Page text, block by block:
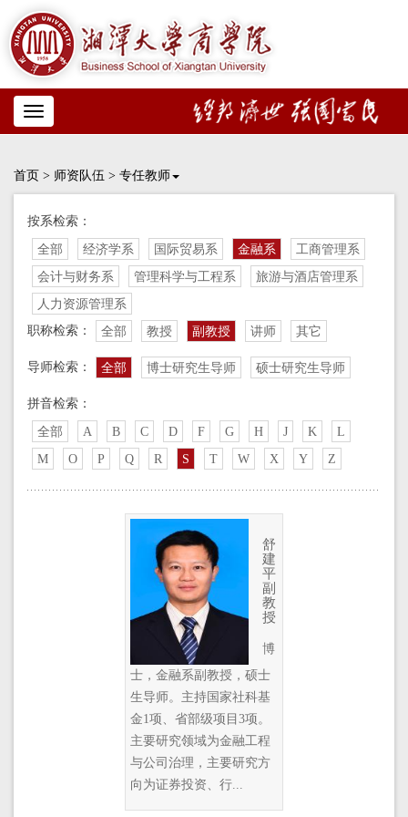
Toggle
navigation
首页 > 师资队伍 > 专任教师
按系检索：
全部 经济学系 国际贸易系 金融系
工商管理系
会计与财务系
管理科学与工程系
旅游与酒店管理系
人力资源管理系
职称检索：
全部 教授 副教授 讲师 其它
导师检索： 全部 博士研究生导师 硕士研究生导师
拼音检索：
全部 A B C D F G H J K
L
M
O P Q R S T W X Y Z
舒
建
平
副
教
授
博
士，金融系副教授，硕士
生导师。主持国家社科基
金1项、省部级项目3项。
主要研究领域为金融工程
与公司治理，主要研究方
向为证券投资、行...